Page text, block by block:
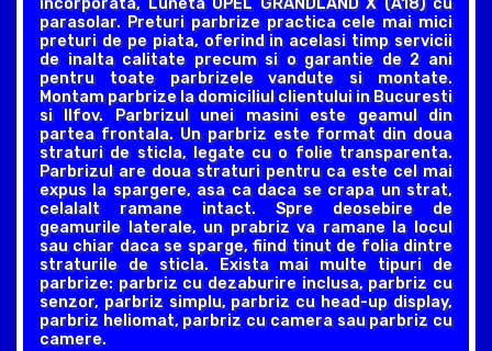
incorporata, Luneta OPEL GRANDLAND X (A18) cu
parasolar. Preturi parbrize practica cele mai mici
preturi de pe piata, oferind in acelasi timp servicii
de inalta calitate precum si o garantie de 2 ani
pentru toate parbrizele vandute si montate.
Montam parbrize la domiciliul clientului in Bucuresti
si Ilfov. Parbrizul unei masini este geamul din
partea frontala. Un parbriz este format din doua
straturi de sticla, legate cu o folie transparenta.
Parbrizul are doua straturi pentru ca este cel mai
expus la spargere, asa ca daca se crapa un strat,
celalalt ramane intact. Spre deosebire de
geamurile laterale, un prabriz va ramane la locul
sau chiar daca se sparge, fiind tinut de folia dintre
straturile de sticla. Exista mai multe tipuri de
parbrize: parbriz cu dezaburire inclusa, parbriz cu
senzor, parbriz simplu, parbriz cu head-up display,
parbriz heliomat, parbriz cu camera sau parbriz cu
camere.